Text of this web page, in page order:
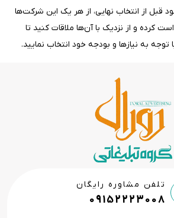
قبل از انتخاب نهایی، از هر یک این شرکت‌ها
کرده و از نزدیک با آن‌ها ملاقات کنید تا
توجه به نیازها و بودجه خود انتخاب نمایید.
تلفن مشاوره رایگان
09152223008